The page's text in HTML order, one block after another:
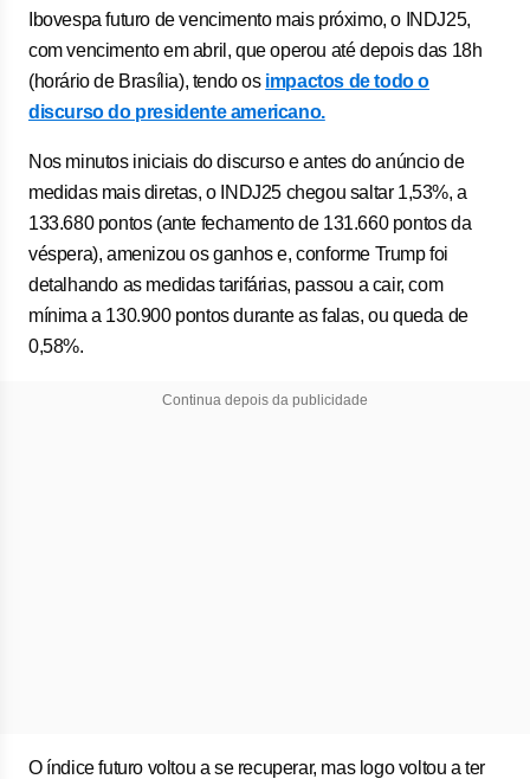
Ibovespa futuro de vencimento mais próximo, o INDJ25,
com vencimento em abril, que operou até depois das 18h
(horário de Brasília), tendo os impactos de todo o
discurso do presidente americano.
Nos minutos iniciais do discurso e antes do anúncio de
medidas mais diretas, o INDJ25 chegou saltar 1,53%, a
133.680 pontos (ante fechamento de 131.660 pontos da
véspera), amenizou os ganhos e, conforme Trump foi
detalhando as medidas tarifárias, passou a cair, com
mínima a 130.900 pontos durante as falas, ou queda de
0,58%.
Continua depois da publicidade
O índice futuro voltou a se recuperar, mas logo voltou a ter